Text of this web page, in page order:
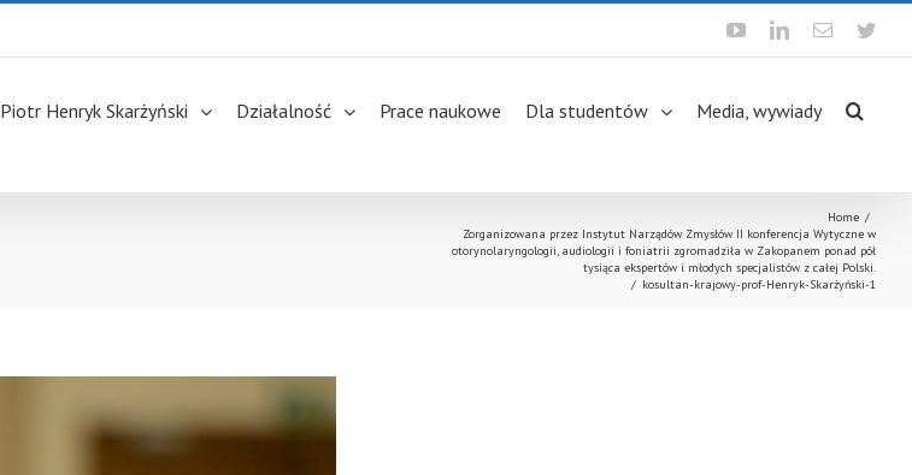
YoutubeLinkedinEmail
Piotr Henryk Skarżyński Działalność Prace naukowe Dla studentów Media, wywiady
Home /
Zorganizowana przez Instytut Narządów Zmysłów II konferencja Wytyczne w
otorynolaryngologii, audiologii i foniatrii zgromadziła w Zakopanem ponad pół
tysiąca ekspertów i młodych specjalistów z całej Polski.
/ kosultan-krajowy-prof-Henryk-Skarżyński-1